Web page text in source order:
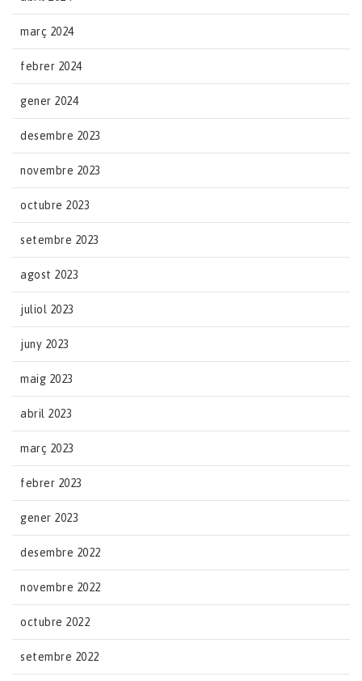
març 2024
febrer 2024
gener 2024
desembre 2023
novembre 2023
octubre 2023
setembre 2023
agost 2023
juliol 2023
juny 2023
maig 2023
abril 2023
març 2023
febrer 2023
gener 2023
desembre 2022
novembre 2022
octubre 2022
setembre 2022